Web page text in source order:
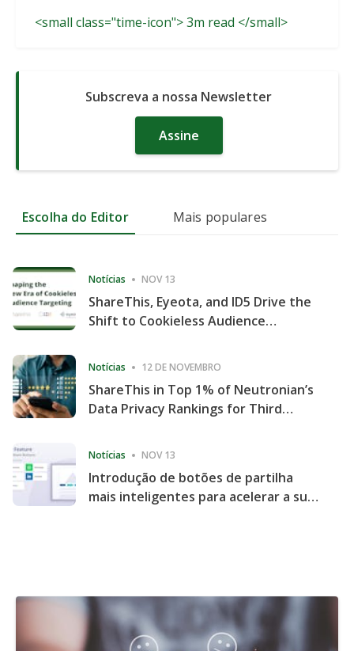
<small class="time-icon"> 3m read </small>
Subscreva a nossa Newsletter
Assine
Escolha do Editor Mais populares
Notícias NOV 13
ShareThis, Eyeota, and ID5 Drive the
Shift to Cookieless Audience
Notícias 12 DE NOVEMBRO
ShareThis in Top 1% of Neutronian’s
Data Privacy Rankings for Third
Notícias NOV 13
Introdução de botões de partilha
mais inteligentes para acelerar a sua